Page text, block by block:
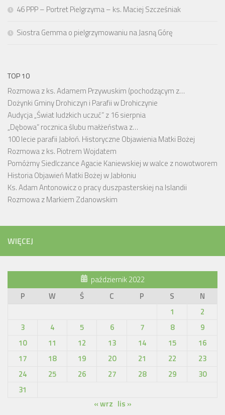
46 PPP – Portret Pielgrzyma – ks. Maciej Szcześniak
Siostra Gemma o pielgrzymowaniu na Jasną Górę
TOP 10
Rozmowa z ks. Adamem Przywuskim (pochodzącym z…
Dożynki Gminy Drohiczyn i Parafii w Drohiczynie
Audycja „Świat ludzkich uczuć” z 16 sierpnia
„Dębowa” rocznica ślubu małżeństwa z…
100 lecie parafii Jabłoń. Historyczne Objawienia Matki Bożej
Rozmowa z ks. Piotrem Wojdatem
Pomóżmy Siedlczance Agacie Kaniewskiej w walce z nowotworem
Historia Objawień Matki Bożej w Jabłoniu
Ks. Adam Antonowicz o pracy duszpasterskiej na Islandii
Rozmowa z Markiem Zdanowskim
WIĘCEJ
październik 2022
P
W Ś C P S
N
1
2
3
4 5 6 7 8
9
10
11 12 13 14 15
16
17
18 19 20 21 22
23
24
25 26 27 28 29
30
31
« wrz lis »